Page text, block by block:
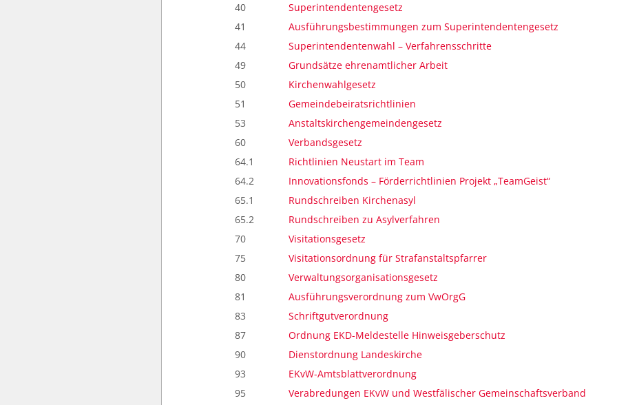
40
Superintendentengesetz
41
Ausführungsbestimmungen zum Superintendentengesetz
44
Superintendentenwahl – Verfahrensschritte
49
Grundsätze ehrenamtlicher Arbeit
50
Kirchenwahlgesetz
51
Gemeindebeiratsrichtlinien
53
Anstaltskirchengemeindengesetz
60
Verbandsgesetz
64.1
Richtlinien Neustart im Team
64.2
Innovationsfonds – Förderrichtlinien Projekt „TeamGeist“
65.1
Rundschreiben Kirchenasyl
65.2
Rundschreiben zu Asylverfahren
70
Visitationsgesetz
75
Visitationsordnung für Strafanstaltspfarrer
80
Verwaltungsorganisationsgesetz
81
Ausführungsverordnung zum VwOrgG
83
Schriftgutverordnung
87
Ordnung EKD-Meldestelle Hinweisgeberschutz
90
Dienstordnung Landeskirche
93
EKvW-Amtsblattverordnung
95
Verabredungen EKvW und Westfälischer Gemeinschaftsverband